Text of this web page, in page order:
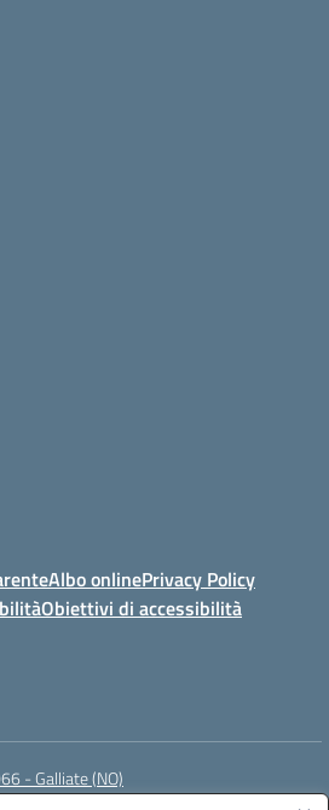
Albo onlinePrivacy Policy
Obiettivi di accessibilità
- Galliate (NO)